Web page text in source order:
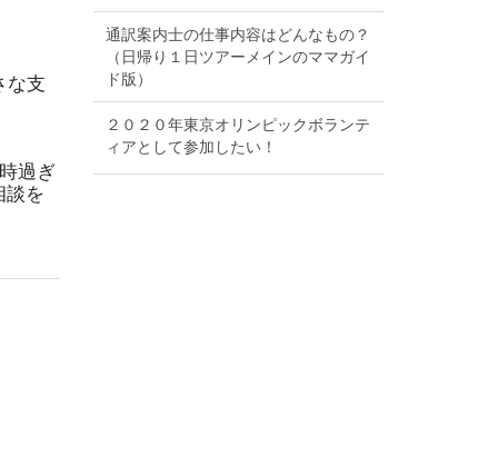
な支
過ぎ
談を
通訳案内士の仕事内容はどんなもの？
（日帰り１日ツアーメインのママガイ
ド版）
２０２０年東京オリンピックボランテ
ィアとして参加したい！